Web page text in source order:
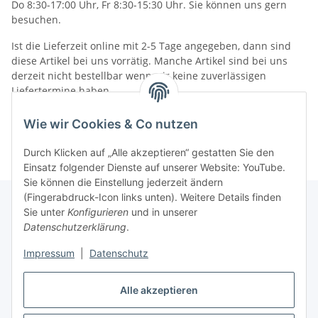
Alle akzeptieren
Wie wir Cookies & Co nutzen
Durch Klicken auf „Alle akzeptieren“ gestatten Sie den
Einsatz folgender Dienste auf unserer Website: YouTube.
Sie können die Einstellung jederzeit ändern
(Fingerabdruck-Icon links unten). Weitere Details finden
Sie unter Konfigurieren und in unserer
Datenschutzerklärung.
Impressum Datenschutz
Do 8:30-17:00 Uhr, Fr 8:30-15:30 Uhr. Sie können uns gern
besuchen.
Ist die Lieferzeit online mit 2-5 Tage angegeben, dann sind
diese Artikel bei uns vorrätig. Manche Artikel sind bei uns
derzeit nicht bestellbar wenn wir keine zuverlässigen
Liefertermine haben.
Informationen
Gesetzliche Informationen
Vertrag widerrufen